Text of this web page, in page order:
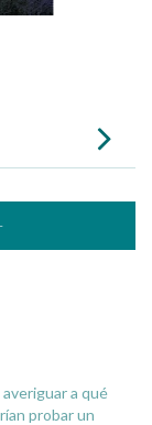
a qué
probar un